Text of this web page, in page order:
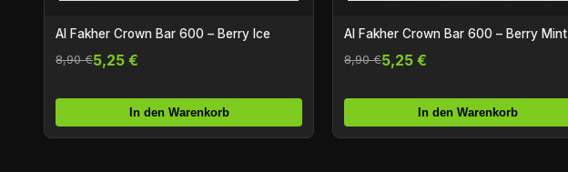
Al Fakher Crown Bar 600 – Berry Ice
8,90 €5,25 €
In den Warenkorb
Al Fakher Crown Bar 600 – Berry Mint
8,90 €5,25 €
In den Warenkorb